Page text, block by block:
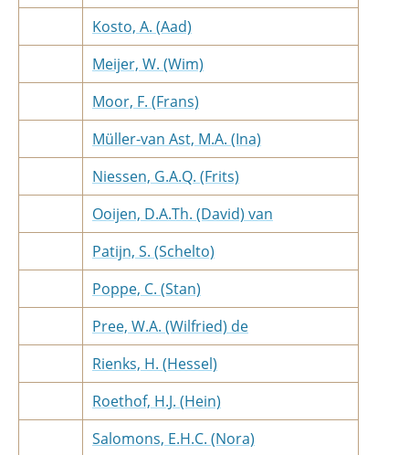
Kosto, A. (Aad)
Meijer, W. (Wim)
Moor, F. (Frans)
Müller-van Ast, M.A. (Ina)
Niessen, G.A.Q. (Frits)
Ooijen, D.A.Th. (David) van
Patijn, S. (Schelto)
Poppe, C. (Stan)
Pree, W.A. (Wilfried) de
Rienks, H. (Hessel)
Roethof, H.J. (Hein)
Salomons, E.H.C. (Nora)